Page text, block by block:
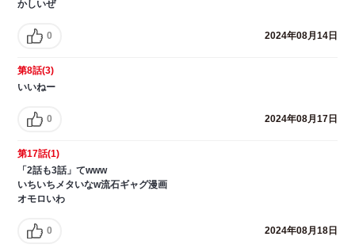
かしいぜ
0 2024年08月14日
第8話(3)
いいねー
0 2024年08月17日
第17話(1)
「2話も3話」てwww
いちいちメタいなw流石ギャグ漫画
オモロいわ
0 2024年08月18日